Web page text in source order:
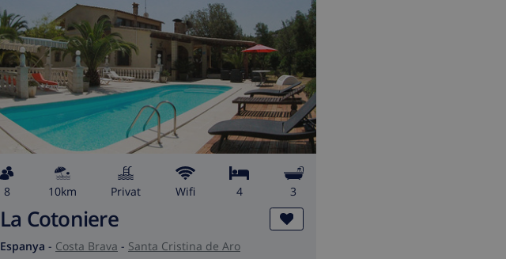
8 10km Privat wifi 4 3
La Cotoniere
Espanya - Costa Brava - Santa Cristina de Aro